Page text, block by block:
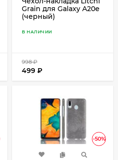
Grain для Galaxy A20e
(черный)
В НАЛИЧИИ
998₽
499 ₽
-50%